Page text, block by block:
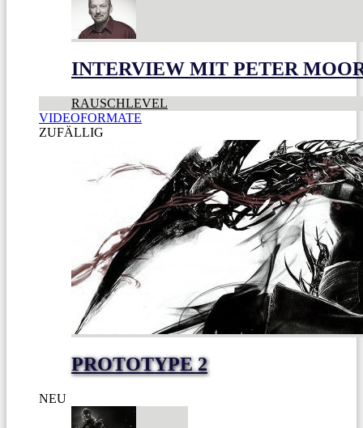
INTERVIEW MIT PETER
RAUSCHLEVEL
VIDEOFORMATE
ZUFÄLLIG
PROTOTYPE 2
NEU